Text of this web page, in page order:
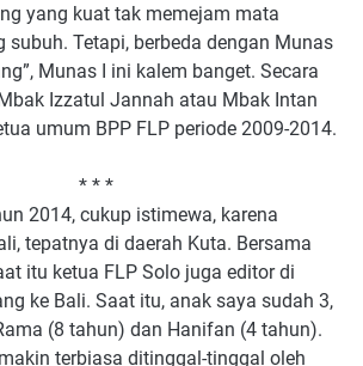
yang kuat tak memejam mata
subuh. Tetapi, berbeda dengan Munas
Munas I ini kalem banget. Secara
Izzatul Jannah atau Mbak Intan
umum BPP FLP periode 2009-2014.
* * *
2014, cukup istimewa, karena
tepatnya di daerah Kuta. Bersama
itu ketua FLP Solo juga editor di
ke Bali. Saat itu, anak saya sudah 3,
(8 tahun) dan Hanifan (4 tahun).
terbiasa ditinggal-tinggal oleh